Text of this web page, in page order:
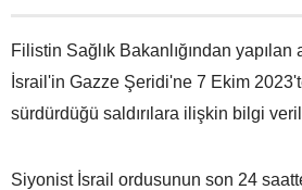
Filistin Sağlık Bakanlığından
İsrail'in Gazze Şeridi'ne 7 Ekim
sürdürdüğü saldırılara ilişkin bilgi
Siyonist İsrail ordusunun son 24